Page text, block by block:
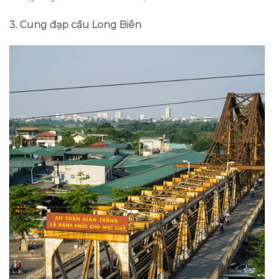
3. Cung đạp cầu Long Biên